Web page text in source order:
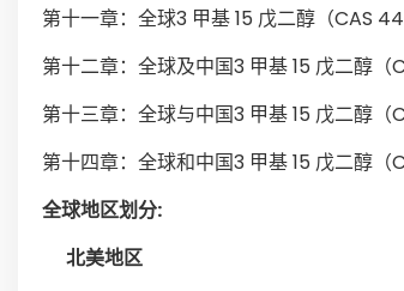
第十一章：全球3 甲基 15 戊二醇（CAS
第十二章：全球及中国3 甲基 15 戊二醇
第十三章：全球与中国3 甲基 15 戊二醇
第十四章：全球和中国3 甲基 15 戊二醇
全球地区划分:
北美地区